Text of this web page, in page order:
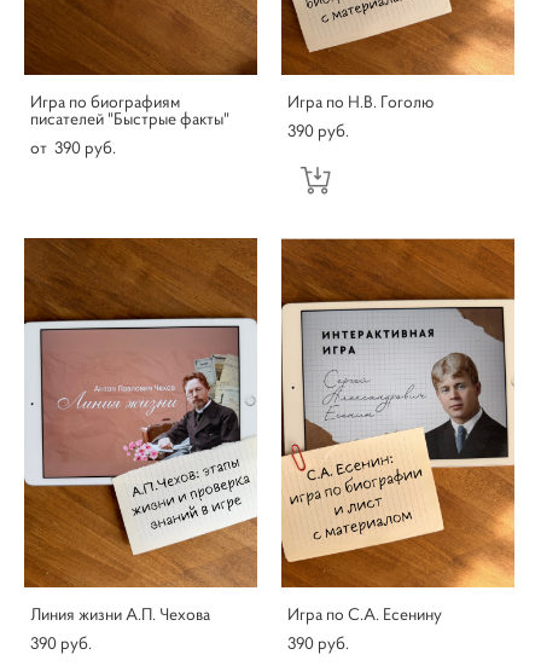
Игра по биографиям
писателей "Быстрые факты"
от 390 pуб.
Игра по Н.В. Гоголю
390 pуб.
Линия жизни А.П. Чехова
390 pуб.
Игра по С.А. Есенину
390 pуб.